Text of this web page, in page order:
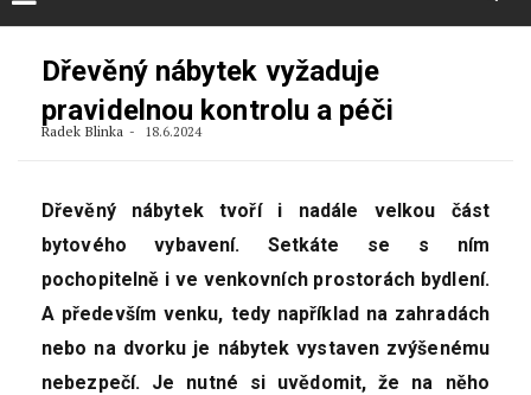
Dřevěný nábytek vyžaduje
pravidelnou kontrolu a péči
Radek Blinka 18.6.2024
Dřevěný nábytek tvoří i nadále velkou část
bytového vybavení. Setkáte se s ním
pochopitelně i ve venkovních prostorách bydlení.
A především venku, tedy například na zahradách
nebo na dvorku je nábytek vystaven zvýšenému
nebezpečí. Je nutné si uvědomit, že na něho